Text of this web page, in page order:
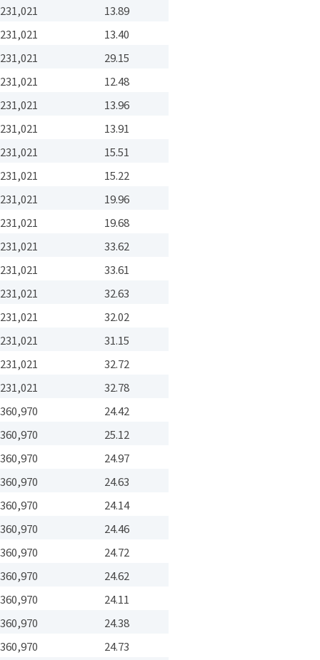
231,021
13.89
231,021
13.40
231,021
29.15
231,021
12.48
231,021
13.96
231,021
13.91
231,021
15.51
231,021
15.22
231,021
19.96
231,021
19.68
231,021
33.62
231,021
33.61
231,021
32.63
231,021
32.02
231,021
31.15
231,021
32.72
231,021
32.78
360,970
24.42
360,970
25.12
360,970
24.97
360,970
24.63
360,970
24.14
360,970
24.46
360,970
24.72
360,970
24.62
360,970
24.11
360,970
24.38
360,970
24.73